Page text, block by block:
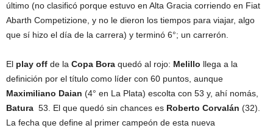
último (no clasificó porque estuvo en Alta Gracia corriendo en Fiat
Abarth Competizione, y no le dieron los tiempos para viajar, algo
que sí hizo el día de la carrera) y terminó 6°; un carrerón.
El play off de la Copa Bora quedó al rojo: Melillo llega a la
definición por el título como líder con 60 puntos, aunque
Maximiliano Daian (4° en La Plata) escolta con 53 y, ahí nomás,
Batura 53. El que quedó sin chances es Roberto Corvalán (32).
La fecha que define al primer campeón de esta nueva